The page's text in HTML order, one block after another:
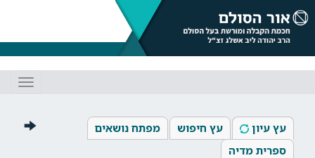
עץ עיון עץ חיפוש
מפתח נושאים
ספרית מדיה